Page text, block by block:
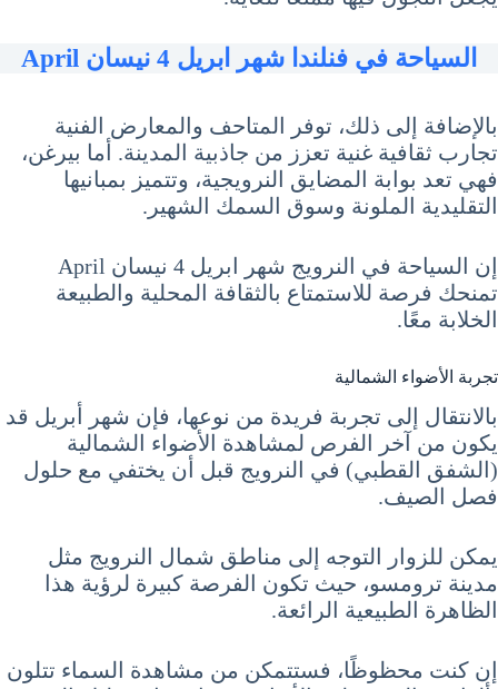
السياحة في فنلندا شهر ابريل 4 نيسان April
بالإضافة إلى ذلك، توفر المتاحف والمعارض الفنية
تجارب ثقافية غنية تعزز من جاذبية المدينة. أما بيرغن،
فهي تعد بوابة المضايق النرويجية، وتتميز بمبانيها
التقليدية الملونة وسوق السمك الشهير.
إن السياحة في النرويج شهر ابريل 4 نيسان April
تمنحك فرصة للاستمتاع بالثقافة المحلية والطبيعة
الخلابة معًا.
تجربة الأضواء الشمالية
بالانتقال إلى تجربة فريدة من نوعها، فإن شهر أبريل قد
يكون من آخر الفرص لمشاهدة الأضواء الشمالية
(الشفق القطبي) في النرويج قبل أن يختفي مع حلول
فصل الصيف.
يمكن للزوار التوجه إلى مناطق شمال النرويج مثل
مدينة ترومسو، حيث تكون الفرصة كبيرة لرؤية هذا
الظاهرة الطبيعية الرائعة.
إن كنت محظوظًا، فستتمكن من مشاهدة السماء تتلون